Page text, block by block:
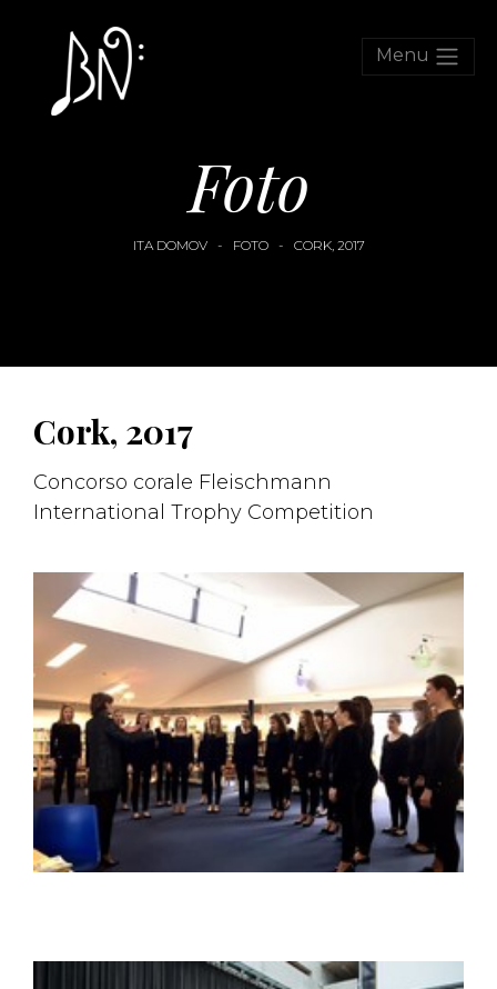
Menu
Foto
ITA DOMOV- FOTO- CORK, 2017
Cork, 2017
Concorso corale Fleischmann
International Trophy Competition